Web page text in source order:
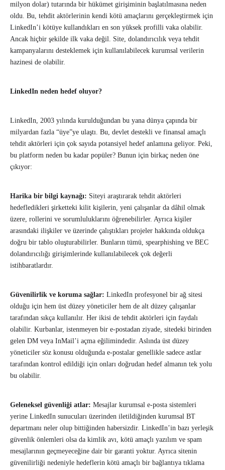
milyon dolar) tutarında bir hükümet girişiminin başlatılmasına neden
oldu. Bu, tehdit aktörlerinin kendi kötü amaçlarını gerçekleştirmek için
LinkedIn’i kötüye kullandıkları en son yüksek profilli vaka olabilir.
Ancak hiçbir şekilde ilk vaka değil. Site, dolandırıcılık veya tehdit
kampanyalarını desteklemek için kullanılabilecek kurumsal verilerin
hazinesi de olabilir.
LinkedIn neden hedef oluyor?
LinkedIn, 2003 yılında kurulduğundan bu yana dünya çapında bir
milyardan fazla “üye”ye ulaştı. Bu, devlet destekli ve finansal amaçlı
tehdit aktörleri için çok sayıda potansiyel hedef anlamına geliyor. Peki,
bu platform neden bu kadar popüler? Bunun için birkaç neden öne
çıkıyor:
Harika bir bilgi kaynağı: Siteyi araştırarak tehdit aktörleri
hedefledikleri şirketteki kilit kişilerin, yeni çalışanlar da dâhil olmak
üzere, rollerini ve sorumluluklarını öğrenebilirler. Ayrıca kişiler
arasındaki ilişkiler ve üzerinde çalıştıkları projeler hakkında oldukça
doğru bir tablo oluşturabilirler. Bunların tümü, spearphishing ve BEC
dolandırıcılığı girişimlerinde kullanılabilecek çok değerli
istihbaratlardır.
Güvenilirlik ve koruma sağlar: LinkedIn profesyonel bir ağ sitesi
olduğu için hem üst düzey yöneticiler hem de alt düzey çalışanlar
tarafından sıkça kullanılır. Her ikisi de tehdit aktörleri için faydalı
olabilir. Kurbanlar, istenmeyen bir e-postadan ziyade, sitedeki birinden
gelen DM veya InMail’i açma eğilimindedir. Aslında üst düzey
yöneticiler söz konusu olduğunda e-postalar genellikle sadece astlar
tarafından kontrol edildiği için onları doğrudan hedef almanın tek yolu
bu olabilir.
Geleneksel güvenliği atlar: Mesajlar kurumsal e-posta sistemleri
yerine LinkedIn sunucuları üzerinden iletildiğinden kurumsal BT
departmanı neler olup bittiğinden habersizdir. LinkedIn’in bazı yerleşik
güvenlik önlemleri olsa da kimlik avı, kötü amaçlı yazılım ve spam
mesajlarının geçmeyeceğine dair bir garanti yoktur. Ayrıca sitenin
güvenilirliği nedeniyle hedeflerin kötü amaçlı bir bağlantıya tıklama